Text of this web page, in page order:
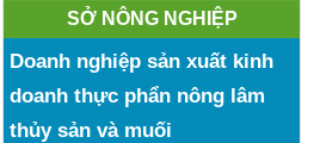
SỞ NÔNG NGHIỆP
Doanh nghiệp sản xuất kinh
doanh thực phẩn nông lâm
thủy sản và muối